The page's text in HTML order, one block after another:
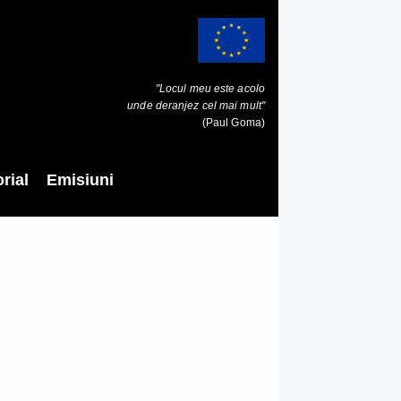
"Locul meu este acolo
unde deranjez cel mai mult"
(Paul Goma)
Emisiuni